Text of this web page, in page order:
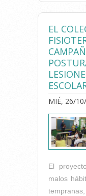
EL
MIÉ, 26/
El
malos